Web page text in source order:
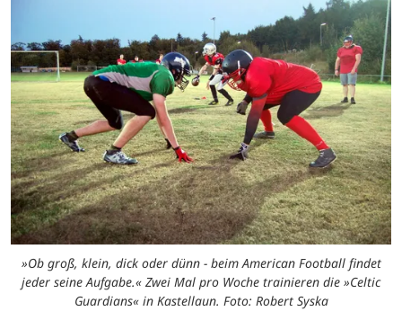
»Ob groß, klein, dick oder dünn - beim American Football findet
jeder seine Aufgabe.« Zwei Mal pro Woche trainieren die »Celtic
Guardians« in Kastellaun. Foto: Robert Syska